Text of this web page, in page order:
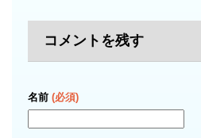
コメントを残す
名前 (必須)